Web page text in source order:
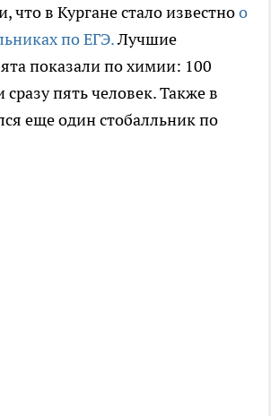
что в Кургане стало известноо
по ЕГЭ.Лучшие
показали по химии: 100
сразу пять человек. Также в
еще один стобалльник по